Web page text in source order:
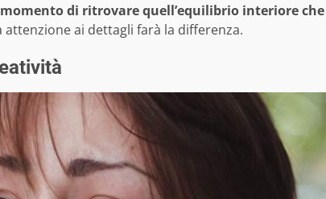
momento di ritrovare quell’equilibrio interiore
ai dettagli farà la differenza.